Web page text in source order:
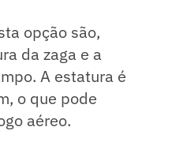
opção são,
da zaga e a
A estatura é
o que pode
aéreo.